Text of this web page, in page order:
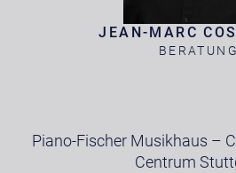
JEAN-MARC
BERATUNG
Piano-Fischer Musikhaus –
Centrum